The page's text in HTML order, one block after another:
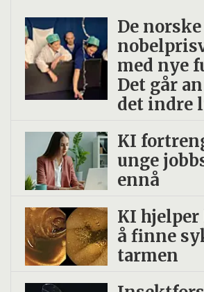
De norske
med nye
Det går
det indre
KI
unge
ennå
KI hjelper
å finne
tarmen